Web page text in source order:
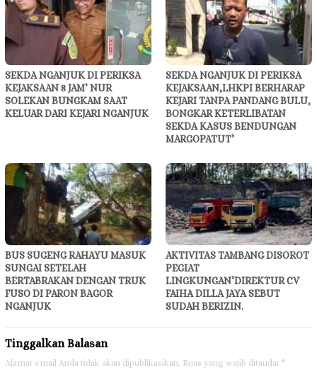
SEKDA NGANJUK DI PERIKSA
KEJAKSAAN 8 JAM’ NUR
SOLEKAN BUNGKAM SAAT
KELUAR DARI KEJARI NGANJUK
SEKDA NGANJUK DI PERIKSA
KEJAKSAAN,LHKPI BERHARAP
KEJARI TANPA PANDANG BULU,
BONGKAR KETERLIBATAN
SEKDA KASUS BENDUNGAN
MARGOPATUT’
BUS SUGENG RAHAYU MASUK
SUNGAI SETELAH
BERTABRAKAN DENGAN TRUK
FUSO DI PARON BAGOR
NGANJUK
AKTIVITAS TAMBANG DISOROT
PEGIAT
LINGKUNGAN’DIREKTUR CV
FAIHA DILLA JAYA SEBUT
SUDAH BERIZIN.
Tinggalkan Balasan
Alamat email Anda tidak akan dipublikasikan. Ruas yang wajib ditandai *